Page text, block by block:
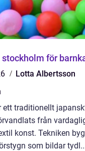
stockholm för
Lotta Albertsson
ett traditionellt
från
konst. Tekniken
som bildar